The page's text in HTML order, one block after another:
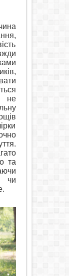
не
та
чи